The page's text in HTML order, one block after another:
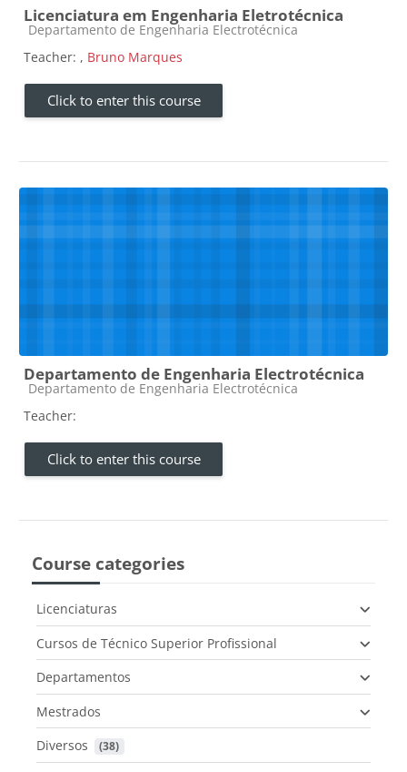
Licenciatura em Engenharia Eletrotécnica
Course category
Departamento de Engenharia Electrotécnica
Teacher: , Bruno Marques
Click to enter this course
Departamento de Engenharia Electrotécnica
Course category
Departamento de Engenharia Electrotécnica
Teacher:
Click to enter this course
Course categories
Licenciaturas
Cursos de Técnico Superior Profissional
Departamentos
Mestrados
Diversos
(38)